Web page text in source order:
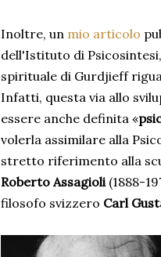
Inoltre, un mio articolo
dell'Istituto di
spirituale di Gurdjieff
Infatti, questa via allo
essere anche definita «
volerla assimilare alla
stretto riferimento alla
Roberto Assagioli (1888-
filosofo svizzero Carl